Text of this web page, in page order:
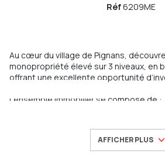
Réf6209ME
Au cœur du village de Pignans,
monopropriété élevé sur 3 niveaux, en
offrant une excellente opportunité
L’ensemble immobilier se compose de :
un appartement T2 de 43 m²,
AFFICHER PLUS